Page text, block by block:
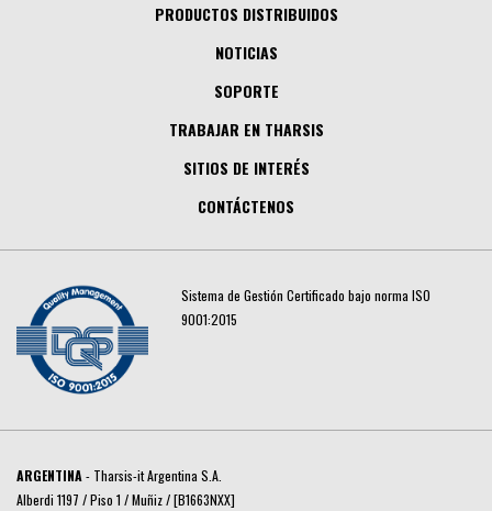
PRODUCTOS DISTRIBUIDOS
NOTICIAS
SOPORTE
TRABAJAR EN THARSIS
SITIOS DE INTERÉS
CONTÁCTENOS
Sistema de Gestión Certificado bajo norma ISO
9001:2015
ARGENTINA - Tharsis-it Argentina S.A.
Alberdi 1197 / Piso 1 / Muñiz / [B1663NXX]